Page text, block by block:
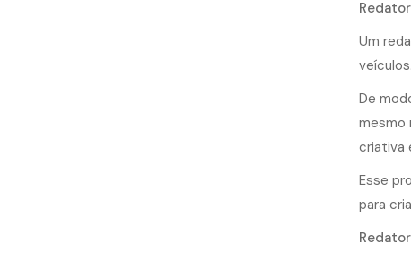
Um
veículos.
De
mesmo
criativa
Esse
para